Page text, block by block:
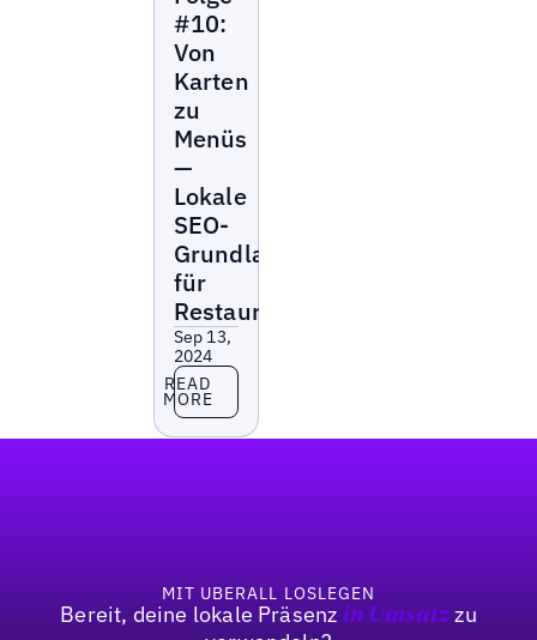
#10:
Von
Karten
zu
Menüs
—
Lokale
SEO-
Grundlagen
für
Restaurants
Sep 13,
2024
Read more
READ
MORE
MIT UBERALL LOSLEGEN
Bereit, deine lokale Präsenz in Umsatzzu